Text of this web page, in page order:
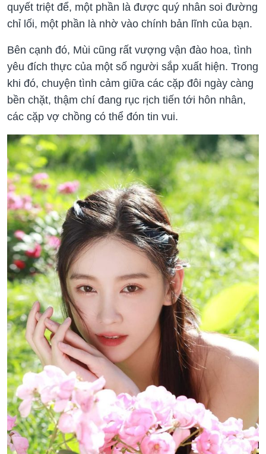
quyết triệt để, một phần là được quý nhân soi đường
chỉ lối, một phần là nhờ vào chính bản lĩnh của bạn.
Bên cạnh đó, Mùi cũng rất vượng vận đào hoa, tình
yêu đích thực của một số người sắp xuất hiện. Trong
khi đó, chuyện tình cảm giữa các cặp đôi ngày càng
bền chặt, thậm chí đang rục rịch tiến tới hôn nhân,
các cặp vợ chồng có thể đón tin vui.